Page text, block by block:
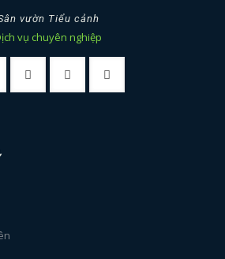
vườn Tiểu cảnh
vụ chuyên nghiệp